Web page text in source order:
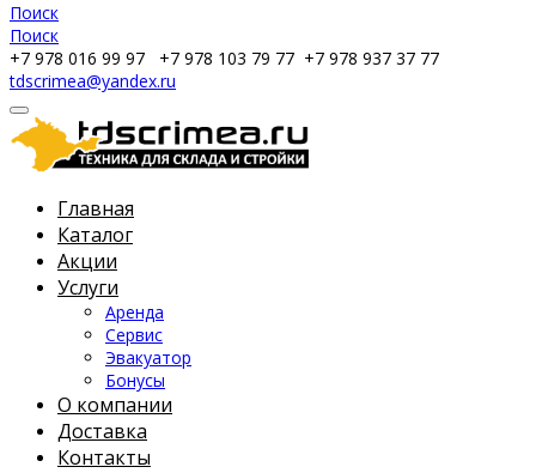
Поиск
Поиск
+7 978 016 99 97
+7 978 103 79 77 +7 978 937 37 77
tdscrimea@yandex.ru
Главная
Каталог
Акции
Услуги
Аренда
Сервис
Эвакуатор
Бонусы
О компании
Доставка
Контакты